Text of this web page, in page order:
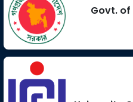
Govt. of